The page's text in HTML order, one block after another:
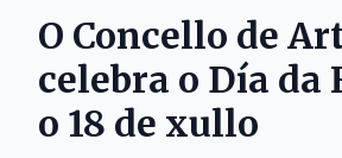
O Concello de
celebra o Día da
o 18 de xullo